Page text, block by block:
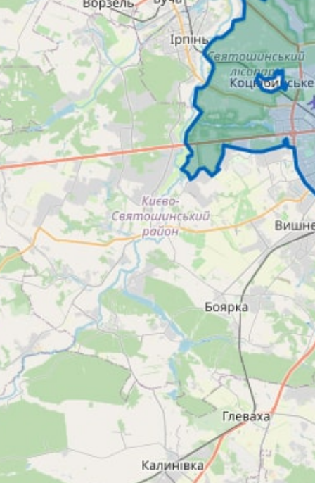
Рабочие часы:
Принимаем заказы с 9:00 - 22:00
Телефоны:
+38 (073) 060-66-09
+38 (095) 899-20-80
+38 (093) 899-20-80